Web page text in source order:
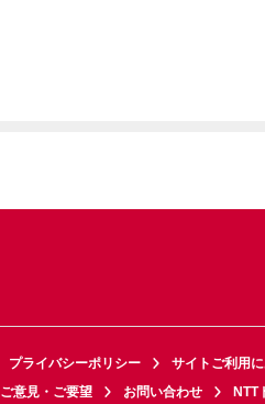
プライバシーポリシー サイトご利用
ご意見・ご要望 お問い合わせ NTT